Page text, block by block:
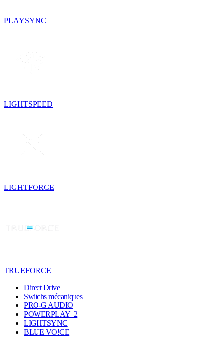
PLAYSYNC
LIGHTSPEED
LIGHTFORCE
TRUEFORCE
Direct Drive
Switchs mécaniques
PRO-G AUDIO
POWERPLAY 2
LIGHTSYNC
BLUE VO!CE